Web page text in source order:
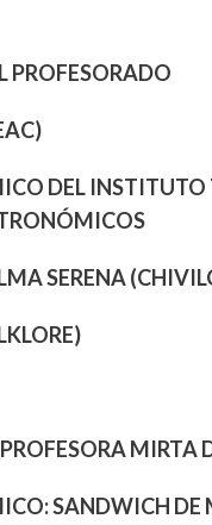
PROFESORADO
DEL
SERENA
MIRTA
SANDWICH DE